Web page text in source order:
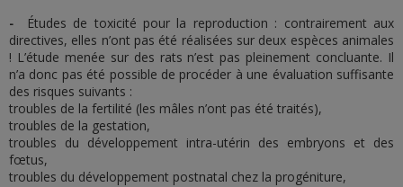
-
Études de toxicité pour la reproduction : contrairement aux
directives, elles n’ont pas été réalisées sur deux espèces animales
! L’étude menée sur des rats n’est pas pleinement concluante. Il
n’a donc pas été possible de procéder à une évaluation suffisante
des risques suivants :
troubles de la fertilité (les mâles n’ont pas été traités),
troubles de la gestation,
troubles du développement intra-utérin des embryons et des
fœtus,
troubles du développement postnatal chez la progéniture,